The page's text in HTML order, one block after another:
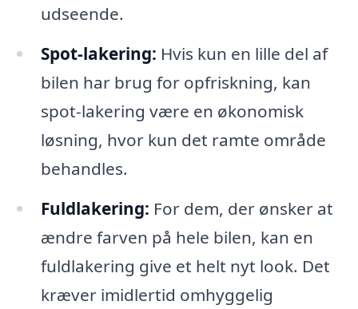
udseende.
Spot-lakering: Hvis kun en lille del af
bilen har brug for opfriskning, kan
spot-lakering være en økonomisk
løsning, hvor kun det ramte område
behandles.
Fuldlakering: For dem, der ønsker at
ændre farven på hele bilen, kan en
fuldlakering give et helt nyt look. Det
kræver imidlertid omhyggelig